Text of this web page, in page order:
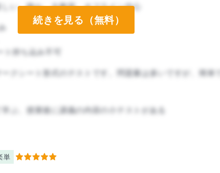
い、静か、大教室、オフライン中心
ト持ち込み不可
ークシート形式のテストです。問題量は多いですが、簡単で
学ぶ、授業後に講義の内容の小テストがある
単 5
続きを見る（無料）